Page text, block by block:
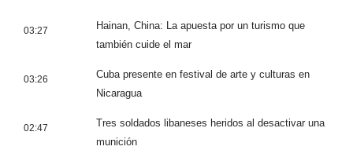
03:27
Hainan, China: La apuesta por un turismo que
también cuide el mar
03:26
Cuba presente en festival de arte y culturas en
Nicaragua
02:47
Tres soldados libaneses heridos al desactivar una
munición